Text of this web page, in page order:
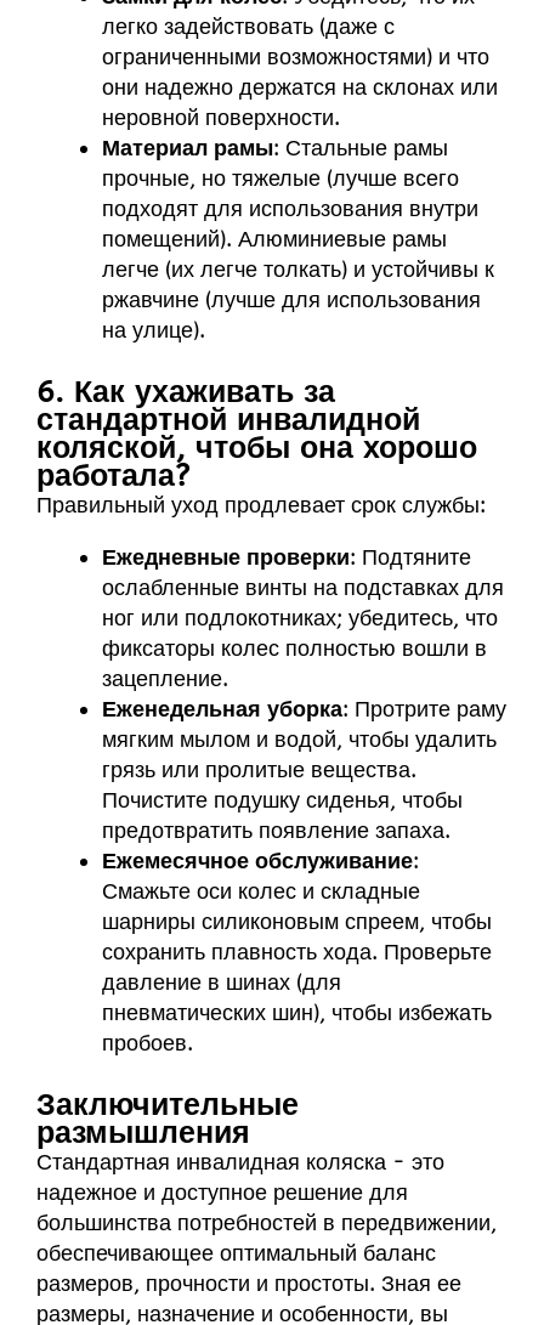
легко задействовать (даже с
ограниченными возможностями) и что
они надежно держатся на склонах или
неровной поверхности.
Материал рамы: Стальные рамы
прочные, но тяжелые (лучше всего
подходят для использования внутри
помещений). Алюминиевые рамы
легче (их легче толкать) и устойчивы к
ржавчине (лучше для использования
на улице).
6. Как ухаживать за
стандартной инвалидной
коляской, чтобы она хорошо
работала?
Правильный уход продлевает срок службы:
Ежедневные проверки: Подтяните
ослабленные винты на подставках для
ног или подлокотниках; убедитесь, что
фиксаторы колес полностью вошли в
зацепление.
Еженедельная уборка: Протрите раму
мягким мылом и водой, чтобы удалить
грязь или пролитые вещества.
Почистите подушку сиденья, чтобы
предотвратить появление запаха.
Ежемесячное обслуживание:
Смажьте оси колес и складные
шарниры силиконовым спреем, чтобы
сохранить плавность хода. Проверьте
давление в шинах (для
пневматических шин), чтобы избежать
пробоев.
Заключительные
размышления
Стандартная инвалидная коляска - это
надежное и доступное решение для
большинства потребностей в передвижении,
обеспечивающее оптимальный баланс
размеров, прочности и простоты. Зная ее
размеры, назначение и особенности, вы